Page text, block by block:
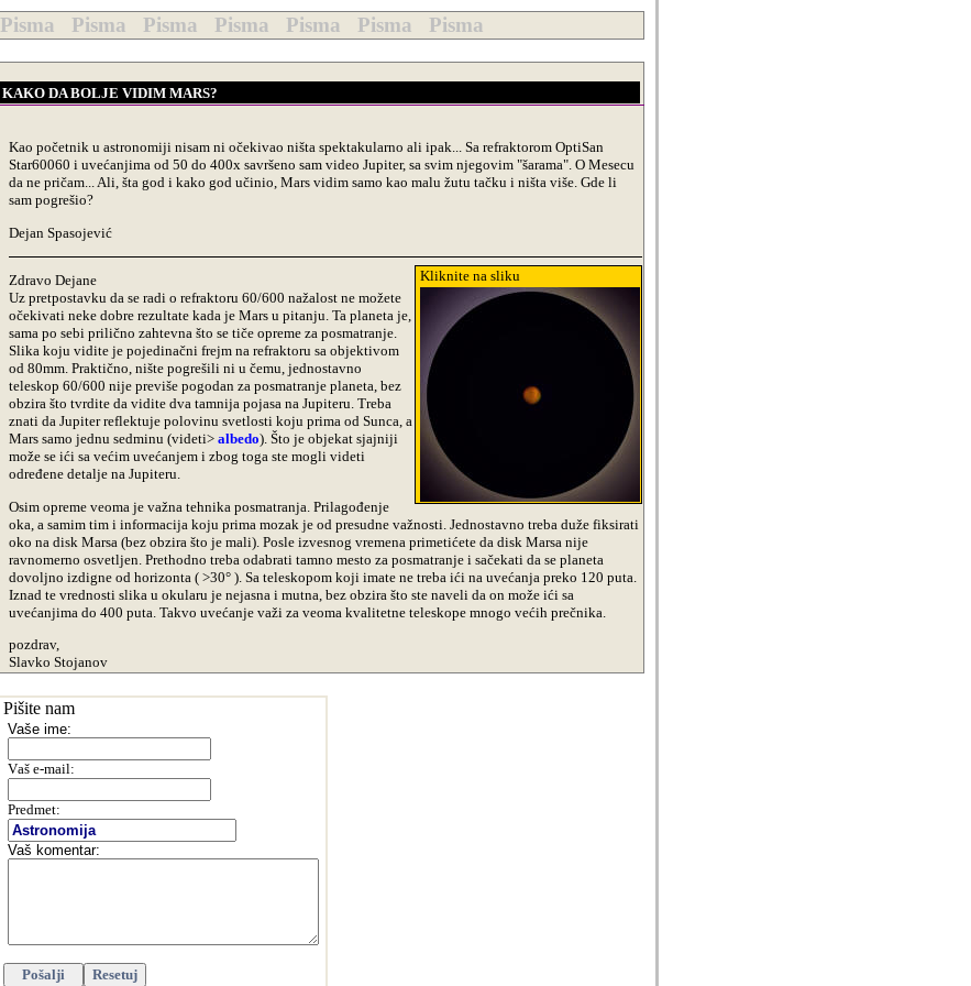
Pisma Pisma Pisma Pisma Pisma Pisma Pisma
KAKO DA BOLJE VIDIM MARS?
Kao početnik u astronomiji nisam ni očekivao ništa spektakularno ali ipak... Sa refraktorom OptiSan
Star60060 i uvećanjima od 50 do 400x savršeno sam video Jupiter, sa svim njegovim "šarama". O Mesecu
da ne pričam... Ali, šta god i kako god učinio, Mars vidim samo kao malu žutu tačku i ništa više. Gde li
sam pogrešio?
Dejan Spasojević
Kliknite na sliku
Zdravo Dejane
Uz pretpostavku da se radi o refraktoru 60/600 nažalost ne možete
očekivati neke dobre rezultate kada je Mars u pitanju. Ta planeta je,
sama po sebi prilično zahtevna što se tiče opreme za posmatranje.
Slika koju vidite je pojedinačni frejm na refraktoru sa objektivom
od 80mm. Praktično, nište pogrešili ni u čemu, jednostavno
teleskop 60/600 nije previše pogodan za posmatranje planeta, bez
obzira što tvrdite da vidite dva tamnija pojasa na Jupiteru. Treba
znati da Jupiter reflektuje polovinu svetlosti koju prima od Sunca, a
Mars samo jednu sedminu (videti> albedo). Što je objekat sjajniji
može se ići sa većim uvećanjem i zbog toga ste mogli videti
određene detalje na Jupiteru.
Osim opreme veoma je važna tehnika posmatranja. Prilagođenje
oka, a samim tim i informacija koju prima mozak je od presudne važnosti. Jednostavno treba duže fiksirati
oko na disk Marsa (bez obzira što je mali). Posle izvesnog vremena primetićete da disk Marsa nije
ravnomerno osvetljen. Prethodno treba odabrati tamno mesto za posmatranje i sačekati da se planeta
dovoljno izdigne od horizonta ( >30° ). Sa teleskopom koji imate ne treba ići na uvećanja preko 120 puta.
Iznad te vrednosti slika u okularu je nejasna i mutna, bez obzira što ste naveli da on može ići sa
uvećanjima do 400 puta. Takvo uvećanje važi za veoma kvalitetne teleskope mnogo većih prečnika.
pozdrav,
Slavko Stojanov
Pišite nam
Vaše ime:
Vaš e-mail:
Predmet:
Vaš komentar: